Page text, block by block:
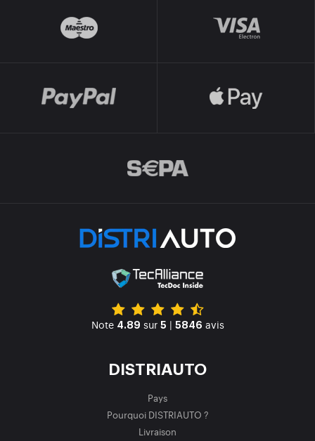
Note 4.89 sur 5 | 5846 avis
DISTRIAUTO
Pays
Pourquoi DISTRIAUTO ?
Livraison